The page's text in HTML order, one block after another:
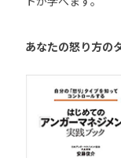
あなたの怒り方の